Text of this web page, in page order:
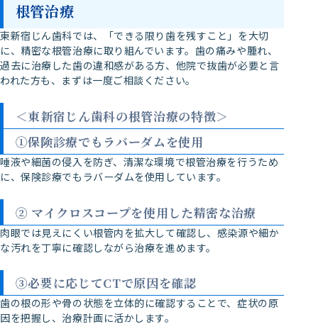
根管治療
東新宿じん歯科では、「できる限り歯を残すこと」を大切
に、精密な根管治療に取り組んでいます。歯の痛みや腫れ、
過去に治療した歯の違和感がある方、他院で抜歯が必要と言
われた方も、まずは一度ご相談ください。
＜東新宿じん歯科の根管治療の特徴＞
①保険診療でもラバーダムを使用
唾液や細菌の侵入を防ぎ、清潔な環境で根管治療を行うため
に、保険診療でもラバーダムを使用しています。
② マイクロスコープを使用した精密な治療
肉眼では見えにくい根管内を拡大して確認し、感染源や細か
な汚れを丁寧に確認しながら治療を進めます。
③必要に応じてCTで原因を確認
歯の根の形や骨の状態を立体的に確認することで、症状の原
因を把握し、治療計画に活かします。